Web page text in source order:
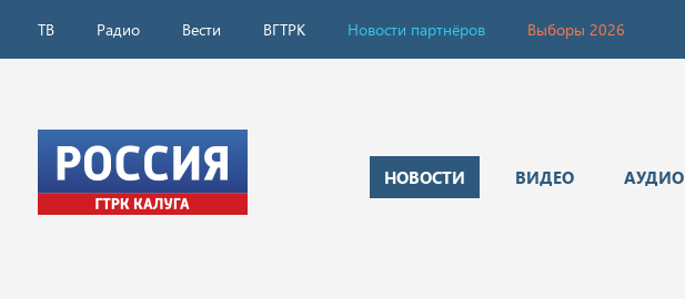
ТВ Радио Вести ВГТРК Новости партнёров Выборы 2026
НОВОСТИ ВИДЕО АУДИО